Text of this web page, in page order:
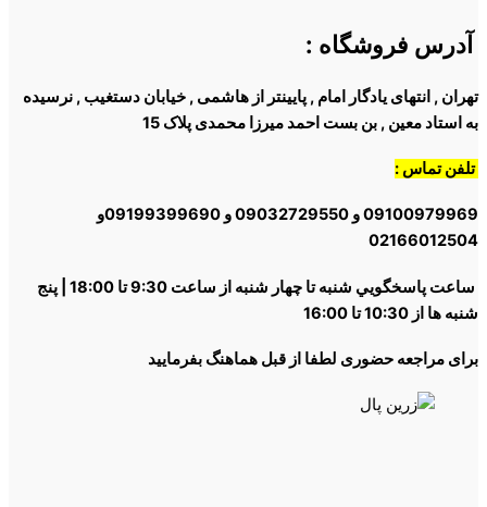
آدرس فروشگاه :
تهران , انتهای یادگار امام , پایینتر از هاشمی , خیابان دستغیب , نرسیده
به استاد معین , بن بست احمد میرزا محمدی پلاک 15
تلفن تماس :
09100979969 و 09032729550 و 09199399690و
02166012504
ساعت پاسخگويي شنبه تا چهار شنبه از ساعت 9:30 تا 18:00 | پنج
شنبه ها از 10:30 تا 16:00
برای مراجعه حضوری لطفا از قبل هماهنگ بفرمایید